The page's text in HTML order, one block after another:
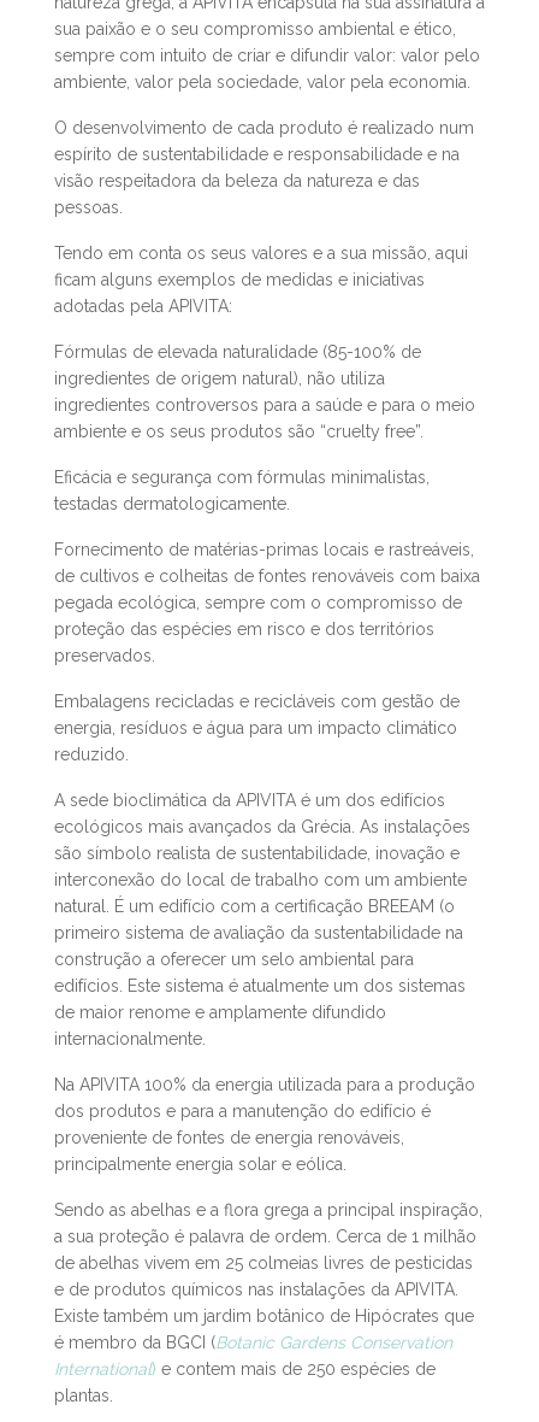
identidade.
Inspirada pela eterna sinergia entre as abelhas e a
natureza grega, a APIVITA encapsula na sua assinatura a
sempre com intuito de criar e difundir valor: valor pelo
ambiente, valor pela sociedade, valor pela economia.
O desenvolvimento de cada produto é realizado num
visão respeitadora da beleza da natureza e das
pessoas.
ficam alguns exemplos de medidas e iniciativas
adotadas pela APIVITA:
Fórmulas de elevada naturalidade (85-100% de
ingredientes controversos para a saúde e para o meio
ambiente e os seus produtos são “cruelty free”.
Eficácia e segurança com fórmulas minimalistas,
testadas dermatologicamente.
Fornecimento de matérias-primas locais e rastreáveis,
de cultivos e colheitas de fontes renováveis com baixa
proteção das espécies em risco e dos territórios
preservados.
energia, resíduos e água para um impacto climático
reduzido.
A sede bioclimática da APIVITA é um dos edifícios
ecológicos mais avançados da Grécia. As instalações
são símbolo realista de sustentabilidade, inovação e
interconexão do local de trabalho com um ambiente
natural. É um edifício com a certificação BREEAM (o
primeiro sistema de avaliação da sustentabilidade na
construção a oferecer um selo ambiental para
de maior renome e amplamente difundido
internacionalmente.
Na APIVITA 100% da energia utilizada para a produção
proveniente de fontes de energia renováveis,
principalmente energia solar e eólica.
Sendo as abelhas e a flora grega a principal inspiração,
a sua proteção é palavra de ordem. Cerca de 1 milhão
de abelhas vivem em 25 colmeias livres de pesticidas
e de produtos químicos nas instalações da APIVITA.
Existe também um jardim botânico de Hipócrates que